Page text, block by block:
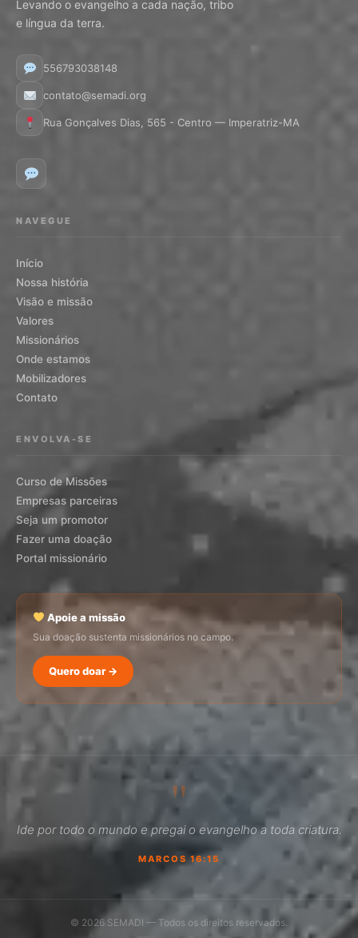
Levando o evangelho a cada nação, tribo
e língua da terra.
556793038148
contato@semadi.org
Rua Gonçalves Dias, 565 - Centro — Imperatriz-MA
NAVEGUE
Início
Nossa história
Visão e missão
Valores
Missionários
Onde estamos
Mobilizadores
Contato
ENVOLVA-SE
Curso de Missões
Empresas parceiras
Seja um promotor
Fazer uma doação
Portal missionário
Apoie a missão
Sua doação sustenta missionários no campo.
Quero doar →
"
Ide por todo o mundo e pregai o evangelho a toda criatura.
MARCOS 16:15
© 2026 SEMADI — Todos os direitos reservados.
Como faço para doar?
Como ser um promotor?